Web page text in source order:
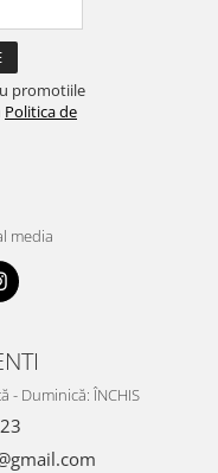
promotiile
Politica de
media
- Duminică: ÎNCHIS